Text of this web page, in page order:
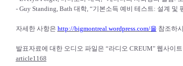
- Guy Standing, Bath 대학, “기본소득 예비 테스트: 설계 및
자세한 사항은 http://bigmontreal.wordpress.com/을 참조하
발표자료에 대한 오디오 파일은 “라디오 CREUM" 웹사이
article1168